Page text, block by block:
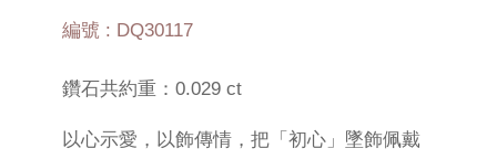
編號 : DQ30117
鑽石共約重：0.029 ct
以心示愛，以飾傳情，把「初心」墜飾佩戴